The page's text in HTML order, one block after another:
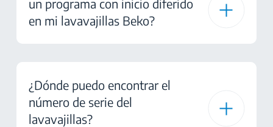
un programa con inicio diferido
en mi lavavajillas Beko?
¿Dónde puedo encontrar el
número de serie del
lavavajillas?